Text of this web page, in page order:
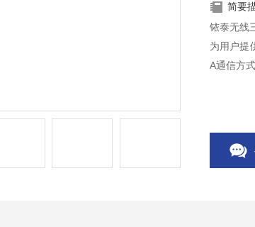
简要
铱泰无线
为用户提
A通信方